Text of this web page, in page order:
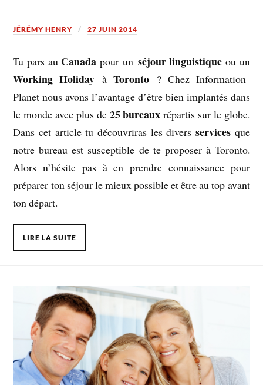
JÉRÉMY HENRY 27 JUIN 2014
Tu pars au Canada pour un séjour linguistique ou un
Working Holiday àToronto ? Chez Information
Planet nous avons l’avantage d’être bien implantés dans
le monde avec plus de 25 bureaux répartis sur le globe.
Dans cet article tu découvriras les divers servicesque
notre bureau est susceptible de te proposer à Toronto.
Alors n’hésite pas à en prendre connaissance pour
préparer ton séjour le mieux possible et être au top avant
ton départ.
LIRE LA SUITE